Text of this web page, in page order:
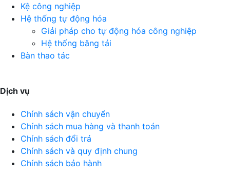
Kệ công nghiệp
Hệ thống tự động hóa
Giải pháp cho tự động hóa công nghiệp
Hệ thống băng tải
Bàn thao tác
Dịch vụ
Chính sách vận chuyển
Chính sách mua hàng và thanh toán
Chính sách đổi trả
Chính sách và quy định chung
Chính sách bảo hành